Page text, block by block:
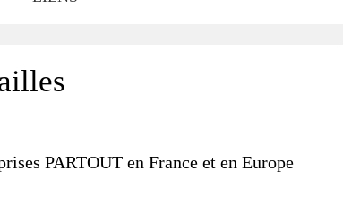
PARTOUT en France et en Europe